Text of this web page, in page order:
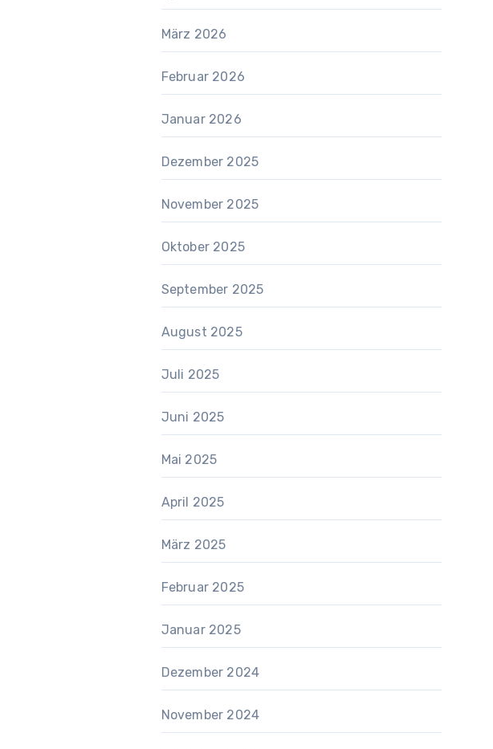
März 2026
Februar 2026
Januar 2026
Dezember 2025
November 2025
Oktober 2025
September 2025
August 2025
Juli 2025
Juni 2025
Mai 2025
April 2025
März 2025
Februar 2025
Januar 2025
Dezember 2024
November 2024